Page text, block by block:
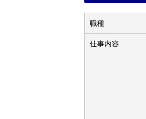
職種
仕事内容